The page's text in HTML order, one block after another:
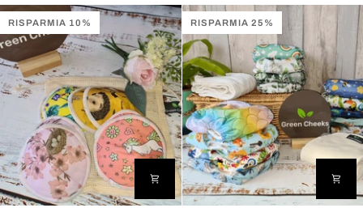
RISPARMIA 10% RISPARMIA 25%